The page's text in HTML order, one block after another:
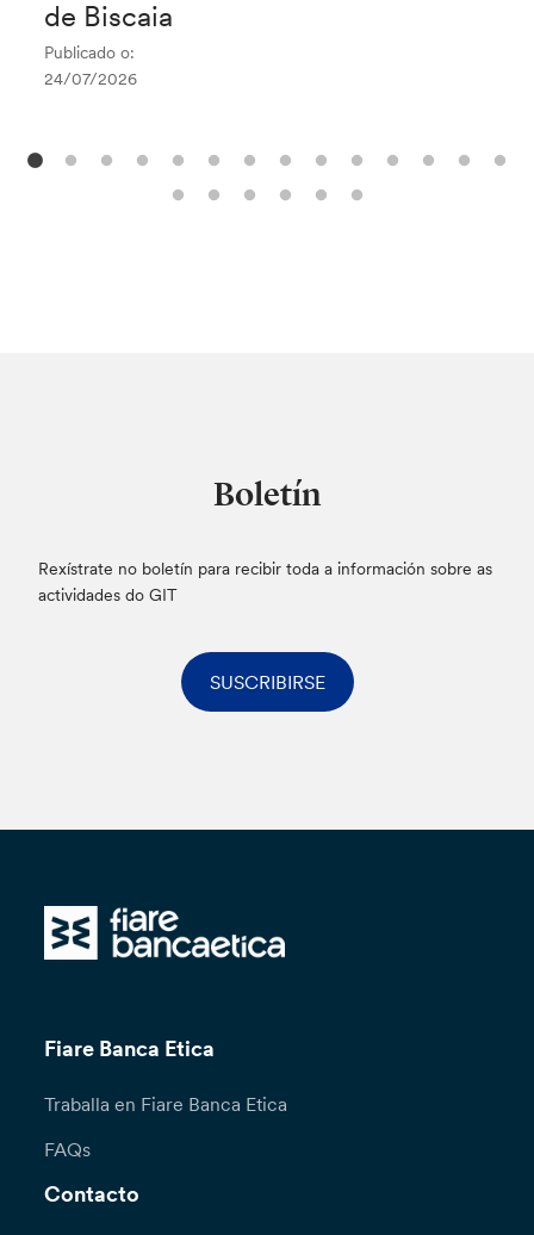
de Biscaia
Publicado o:
24/07/2026
Boletín
Rexístrate no boletín para recibir toda a información sobre as
actividades do GIT
SUSCRIBIRSE
Fiare Banca Etica
Traballa en Fiare Banca Etica
FAQs
Contacto